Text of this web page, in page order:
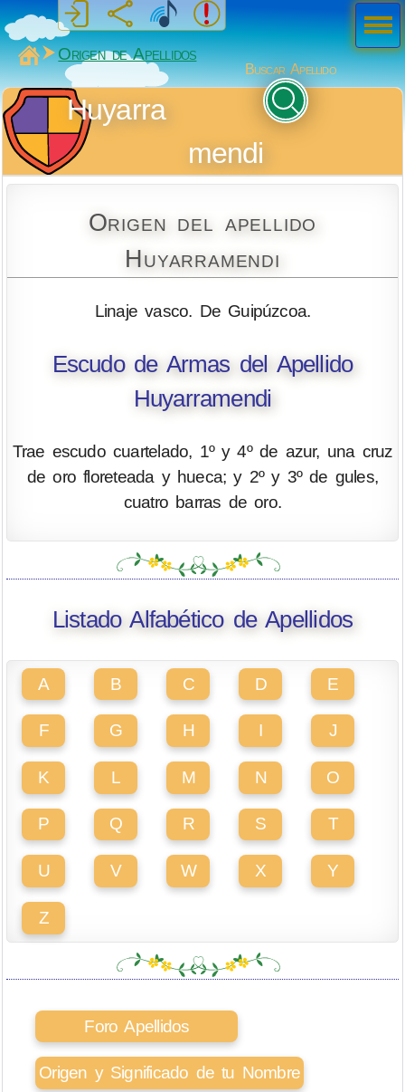
MiSabueso
Origen de Apellidos
Buscar Apellido
Huyarra
mendi
Origen del apellido
Huyarramendi
Linaje vasco. De Guipúzcoa.
Escudo de Armas del Apellido
Huyarramendi
Trae escudo cuartelado, 1º y 4º de azur, una cruz
de oro floreteada y hueca; y 2º y 3º de gules,
cuatro barras de oro.
Listado Alfabético de Apellidos
A B C D E
F G H I J
K L M N O
P Q R S T
U V W X Y
Z
Foro Apellidos
Origen y Significado de tu Nombre
Men
ú